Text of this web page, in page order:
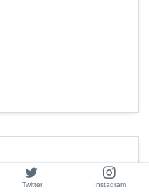
Twitter Instagram